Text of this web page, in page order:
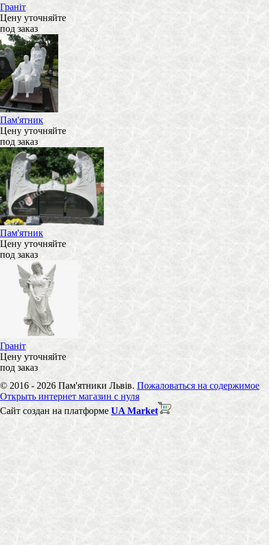
Граніт
Цену уточняйте
под заказ
Пам'ятник
Цену уточняйте
под заказ
Пам'ятник
Цену уточняйте
под заказ
Граніт
Цену уточняйте
под заказ
© 2016 - 2026 Пам'ятники Львів. Пожаловаться на содержимое
Открыть интернет магазин с нуля
Сайт создан на платформе UA Market